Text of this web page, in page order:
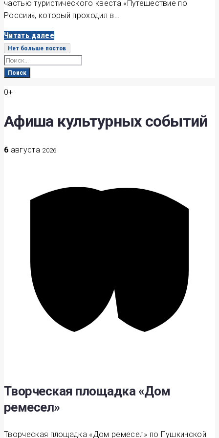
частью туристического квеста «Путешествие по
России», который проходил в…
Читать далее
Нет больше постов
Search
for:
Поиск
0+
Афиша культурных событий
6 августа 2026
Творческая площадка «Дом
ремесел»
Творческая площадка «Дом ремесел» по Пушкинской